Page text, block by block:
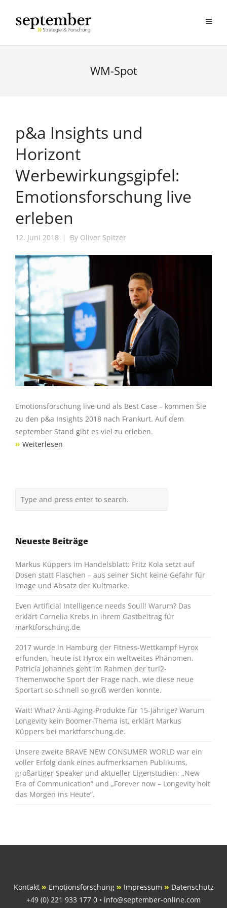
WM-Spot
p&a Insights und
Horizont
Werbewirkungsgipfel:
Emotionsforschung live
erleben
12. Juni 2018 By Oliver Spitzer
Emotionsforschung live und als Best Case – kommen Sie
zu den p&a Insights 2018 nach Frankurt. Auf dem
september Stand gibt es viel zu erleben.
» Weiterlesen
Neueste Beiträge
Markus Küppers im Handelsblatt: Fritz Kola setzt auf
Dosen statt Flaschen – aus seiner Sicht keine Gefahr für
Image und Absatz der Kultmarke.
Even Artificial Intelligence needs Soull! Warum? Das
erklärt Cornelia Krebs in ihrem Gastbeitrag für
marktforschung.de
2017 wurde in Hamburg der Fitness-Wettkampf Hyrox
erfunden, heute ist Hyrox ein weltweites Phänomen.
Patricia Johannes geht im Rahmen der turi2-
Themenwoche Sport der Frage nach, wie diese neue
Sportart so schnell so groß werden konnte.
Wait! What? Anti-Aging-Produkte für 15-Jährige? Warum
Longevity kein Boomer-Thema ist, erklärt Markus
Küppers bei marktforschung.de.
Unsere zweite BRAVE NEW CONSUMER WORLD war ein
voller Erfolg dank eines aufmerksamen Publikums,
großartiger Speaker und aktueller Eigenstudien: „New
Era of Communication“ und „Forever now – Longevity holt
das Morgen ins Heute“.
Kontakt» Emotionsforschung» Impressum » Datenschutz
+49 (0) 221 933 177 0 • info@september-online.com